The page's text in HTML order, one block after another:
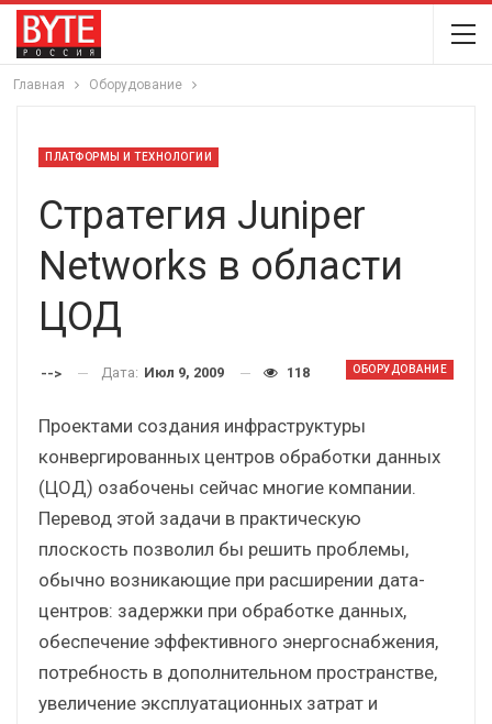
Главная Оборудование
ПЛАТФОРМЫ И ТЕХНОЛОГИИ
Стратегия Juniper
Networks в области
ЦОД
ОБОРУДОВАНИЕ
--> Дата: Июл 9, 2009 118
Проектами создания инфраструктуры
конвергированных центров обработки данных
(ЦОД) озабочены сейчас многие компании.
Перевод этой задачи в практическую
плоскость позволил бы решить проблемы,
обычно возникающие при расширении дата-
центров: задержки при обработке данных,
обеспечение эффективного энергоснабжения,
потребность в дополнительном пространстве,
увеличение эксплуатационных затрат и